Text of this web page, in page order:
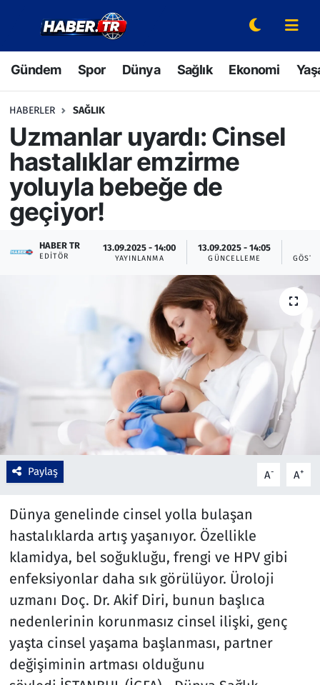
Gündem Spor Dünya Sağlık Ekonomi
HABERLER SAĞLIK
Uzmanlar uyardı: Cinsel
hastalıklar emzirme
yoluyla bebeğe de
geçiyor!
HABER TR
EDITÖR
13.09.2025 - 14:00
YAYINLANMA
13.09.2025 - 14:05
GÜNCELLEME
Paylaş A- A+
Dünya genelinde cinsel yolla bulaşan
hastalıklarda artış yaşanıyor. Özellikle
klamidya, bel soğukluğu, frengi ve HPV gibi
enfeksiyonlar daha sık görülüyor. Üroloji
uzmanı Doç. Dr. Akif Diri, bunun başlıca
nedenlerinin korunmasız cinsel ilişki, genç
yaşta cinsel yaşama başlanması, partner
değişiminin artması olduğunu
Gündem
Spor
Sağlık
Ekonomi
Bilim ve Teknoloji
Yerel
Hava Durumu
Trafik Durumu
Süper Lig Puan Durumu ve Fikstür
Tüm Manşetler
Son Dakika Haberleri